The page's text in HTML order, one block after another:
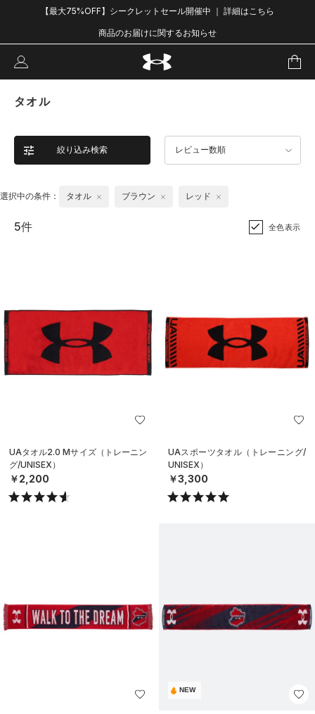
【最大75%OFF】シークレットセール開催中 ｜ 詳細はこちら
商品のお届けに関するお知らせ
タオル
絞り込み検索 レビュー数順
選択中の条件： タオル ブラウン レッド
5件 全色表示
UAタオル2.0 Mサイズ（トレーニン
グ/UNISEX）
￥2,200
UAスポーツタオル（トレーニング/
UNISEX）
￥3,300
NEW